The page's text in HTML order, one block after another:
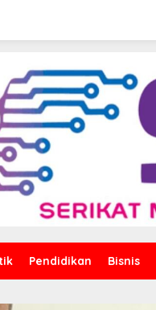
Pendidikan Bisnis